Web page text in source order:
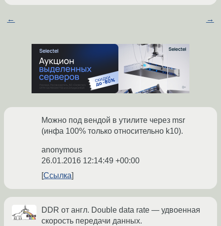
← →
Можно под вендой в утилите через msr
(инфа 100% только относительно k10).
anonymous
26.01.2016 12:14:49 +00:00
Ссылка
DDR от англ. Double data rate — удвоенная
скорость передачи данных.